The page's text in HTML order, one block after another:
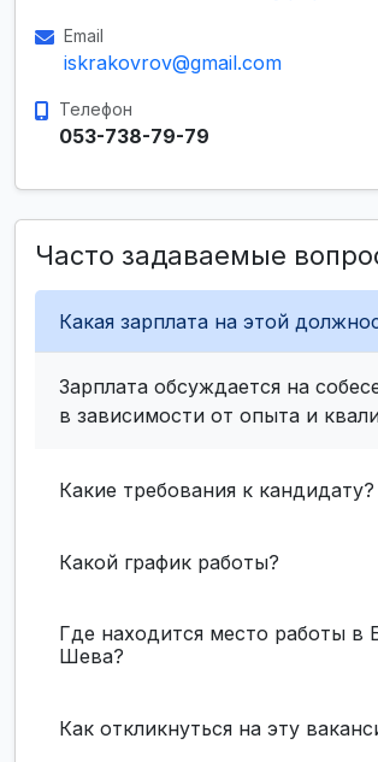
Email
iskrakovrov@gmail.com
Телефон
053-738-79-79
Часто задаваемые
Какая зарплата на этой
Зарплата обсуждается на
в зависимости от опыта и
Какие требования к кандидату?
Какой график работы?
Где находится место работы в
Шева?
Как откликнуться на эту